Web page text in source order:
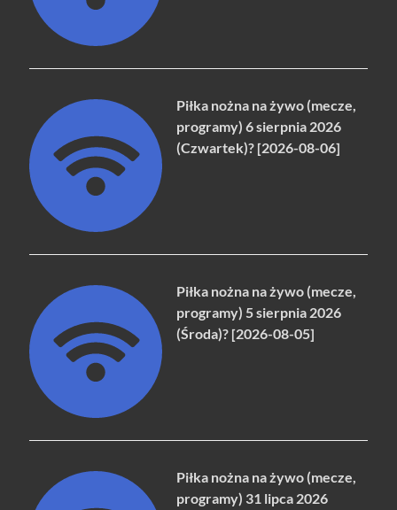
Piłka nożna na żywo (mecze,
programy) 6 sierpnia 2026
(Czwartek)? [2026-08-06]
Piłka nożna na żywo (mecze,
programy) 5 sierpnia 2026
(Środa)? [2026-08-05]
Piłka nożna na żywo (mecze,
programy) 31 lipca 2026